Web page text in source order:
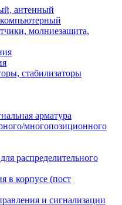
антенный
молниезащита,
стабилизаторы
арматура
многопозиционного
распределительного
в корпусе (пост
и сигнализации